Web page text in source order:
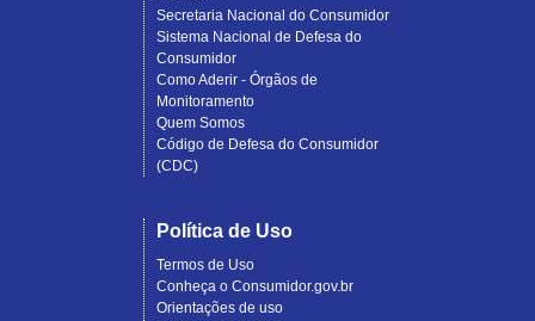
Secretaria Nacional do Consumidor
Sistema Nacional de Defesa do
Consumidor
Como Aderir - Órgãos de
Monitoramento
Quem Somos
Código de Defesa do Consumidor
(CDC)
Política de Uso
Termos de Uso
Conheça o Consumidor.gov.br
Orientações de uso